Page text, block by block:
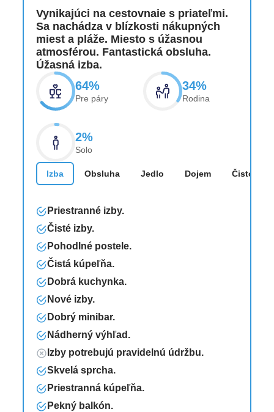
Vynikajúci na cestovnaie s priateľmi.
Sa nachádza v blízkosti nákupných
miest a pláže. Miesto s úžasnou
atmosférou. Fantastická obsluha.
Úžasná izba.
64%
Pre páry
34%
Rodina
2%
Solo
Izba Obsluha Jedlo Dojem Čistota
Priestranné izby.
Čisté izby.
Pohodlné postele.
Čistá kúpeľňa.
Dobrá kuchynka.
Nové izby.
Dobrý minibar.
Nádherný výhľad.
Izby potrebujú pravidelnú údržbu.
Skvelá sprcha.
Priestranná kúpeľňa.
Pekný balkón.